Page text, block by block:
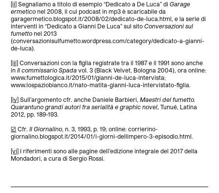
[ii] Segnaliamo a titolo di esempio “Dedicato a De Luca” diGarage
ermetico nel 2008, il cui podcast in mp3 è scaricabile da
garagermetico.blogspot.it/2008/02/dedicato-de-luca.html, e la serie di
interventi in “Dedicato a Gianni De Luca” sul sitoConversazioni sul
fumetto nel 2013
(conversazionisulfumetto.wordpress.com/category/dedicato-a-gianni-
de-luca).
[iii] Conversazioni con la figlia registrate tra il 1987 e il 1991 sono anche
inIl commissario Spadavol. 3 (Black Velvet, Bologna 2004), ora online:
www.fumettologica.it/2015/01/gianni-de-luca-intervista;
www.lospaziobianco.it/nato-matita-gianni-luca-intervistato-figlia.
[iv] Sull’argomento cfr. anche Daniele Barbieri,Maestri del fumetto.
Quarantuno grandi autori fra serialità e graphic novel, Tunué, Latina
2012, pp. 189-193.
[v] Cfr.Il Giornalino, n. 3, 1993, p. 19; online: corrierino-
giornalino.blogspot.it/2014/01/i-giorni-dellimpero-3-episodio.html.
[vi] I riferimenti sono alle pagine dell’edizione integrale del 2017 della
Mondadori, a cura di Sergio Rossi.